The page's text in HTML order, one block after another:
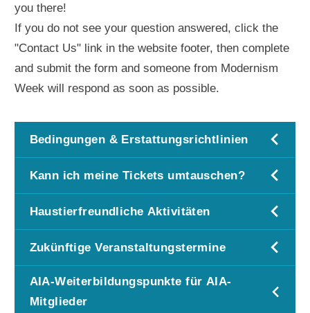
you there!
If you do not see your question answered, click the
"Contact Us" link in the website footer, then complete
and submit the form and someone from Modernism
Week will respond as soon as possible.
Bedingungen & Erstattungsrichtlinien
Kann ich meine Tickets umtauschen?
Haustierfreundliche Aktivitäten
Zukünftige Veranstaltungstermine
AIA-Weiterbildungspunkte für AIA-
Mitglieder